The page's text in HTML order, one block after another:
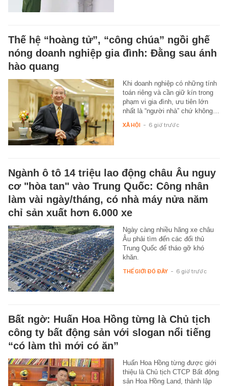
Thế hệ “hoàng tử”, “công chúa” ngồi ghế
nóng doanh nghiệp gia đình: Đằng sau ánh
hào quang
Khi doanh nghiệp có những tính
toán riêng và cần giữ kín trong
phạm vi gia đình, ưu tiên lớn
nhất là “người nhà” chứ không…
XÃ HỘI - 6 giờ trước
Ngành ô tô 14 triệu lao động châu Âu nguy
cơ "hòa tan" vào Trung Quốc: Công nhân
làm vài ngày/tháng, có nhà máy nửa năm
chỉ sản xuất hơn 6.000 xe
Ngày càng nhiều hãng xe châu
Âu phải tìm đến các đối thủ
Trung Quốc để tháo gỡ khó
khăn.
THẾ GIỚI ĐÓ ĐÂY - 6 giờ trước
Bất ngờ: Huấn Hoa Hồng từng là Chủ tịch
công ty bất động sản với slogan nổi tiếng
“có làm thì mới có ăn”
Huấn Hoa Hồng từng được giới
thiệu là Chủ tịch CTCP Bất động
sản Hoa Hồng Land, thành lập